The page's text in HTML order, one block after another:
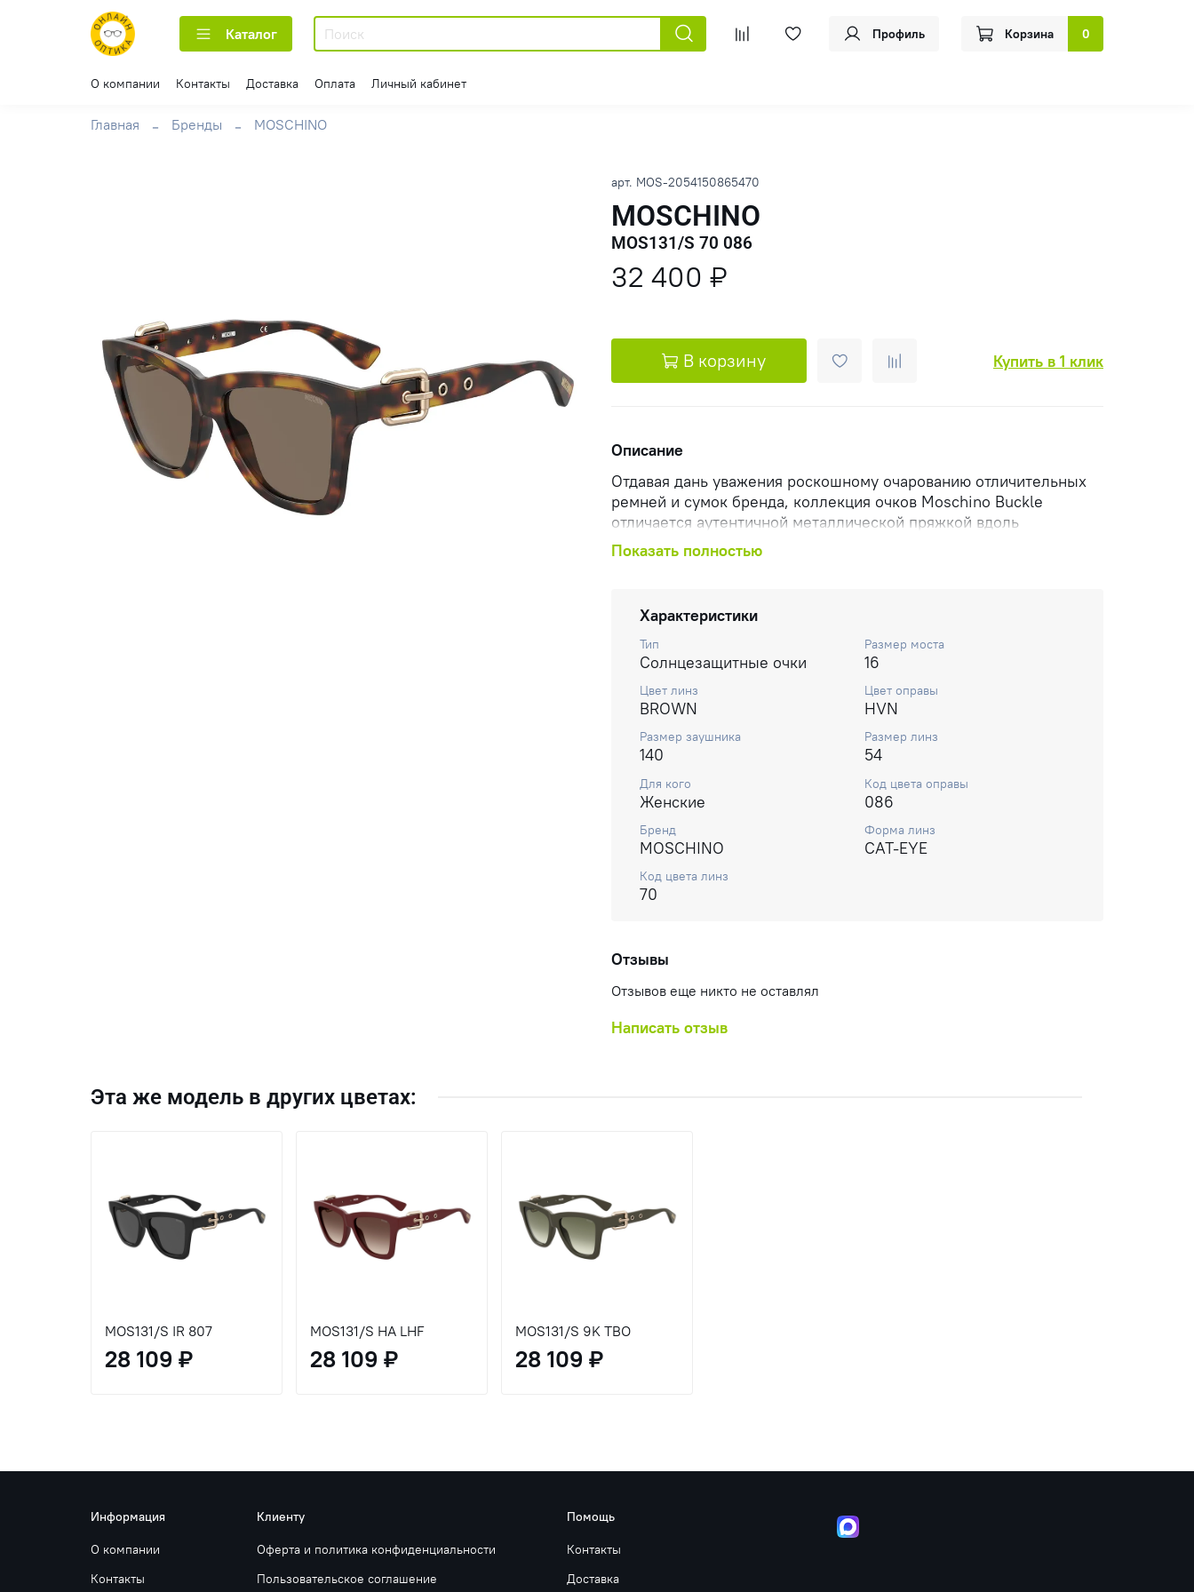
Каталог Профиль Корзина 0
О компании Контакты Доставка Оплата Личный кабинет
Главная Бренды MOSCHINO
арт. MOS-2054150865470
MOSCHINO
MOS131/S 70 086
32 400 ₽
В корзину Купить в 1 клик
Описание
Отдавая дань уважения роскошному очарованию отличительных
ремней и сумок бренда, коллекция очков Moschino Buckle
отличается аутентичной металлической пряжкой вдоль
заушников. Очки этой коллекции, сочетающие различные
силуэты в изысканных, но удобных цветовых решениях,
Показать полностью
Характеристики
Тип
Солнцезащитные очки
Размер моста
16
Цвет линз
BROWN
Цвет оправы
HVN
Размер заушника
140
Размер линз
54
Для кого
Женские
Код цвета оправы
086
Бренд
MOSCHINO
Форма линз
CAT-EYE
Код цвета линз
70
Отзывы
Отзывов еще никто не оставлял
Написать отзыв
Эта же модель в других цветах:
MOS131/S IR 807
28 109 ₽
MOS131/S HA LHF
28 109 ₽
MOS131/S 9K TBO
28 109 ₽
Информация
О компании
Контакты
Клиенту
Оферта и политика конфиденциальности
Пользовательское соглашение
Помощь
Контакты
Доставка